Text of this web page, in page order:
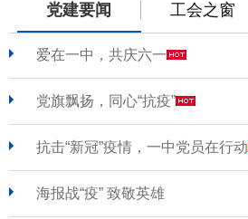
党建要闻 工会之窗
爱在一中，共庆六一
党旗飘扬，同心“抗疫”
抗击“新冠”疫情，一中党员在行动
海报战“疫” 致敬英雄